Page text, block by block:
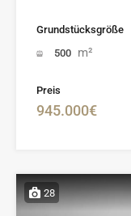
Grundstücksgröße
500 m²
Preis
945.000€
28